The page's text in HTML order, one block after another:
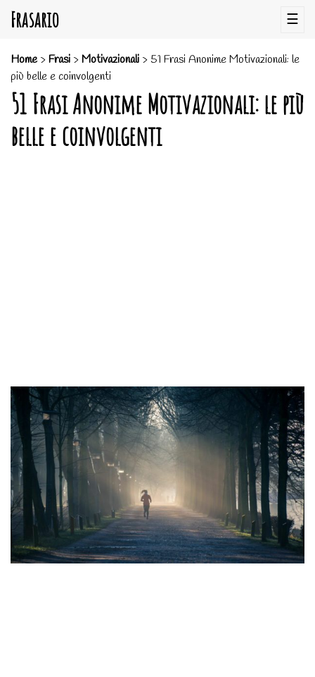
Frasario ☰
Home>Frasi >Motivazionali > 51 Frasi Anonime Motivazionali: le
più belle e coinvolgenti
51 Frasi Anonime Motivazionali: le più
belle e coinvolgenti